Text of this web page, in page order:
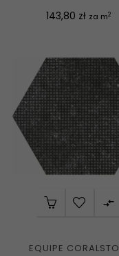
Cena
143,80 zł za m2

EQUIPE